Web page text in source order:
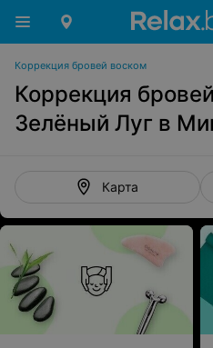
Коррекция бровей воском
Коррекция
Зелёный Луг в
Карта